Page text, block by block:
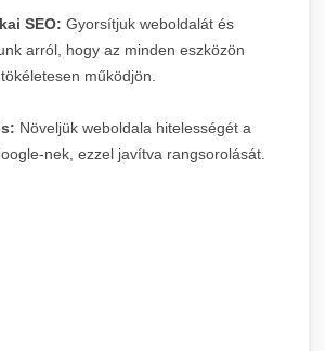
SEO: Gyorsítjuk weboldalát és
arról, hogy az minden eszközön
tökéletesen működjön.
Növeljük weboldala hitelességét a
nek, ezzel javítva rangsorolását.